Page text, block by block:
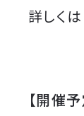
詳しく
【開催